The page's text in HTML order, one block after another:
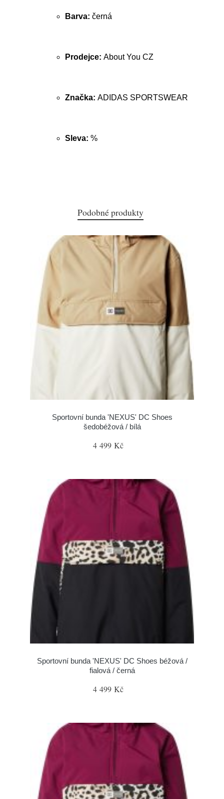
Barva: černá
Prodejce: About You CZ
Značka: ADIDAS SPORTSWEAR
Sleva: %
Podobné produkty
Sportovní bunda 'NEXUS' DC Shoes
šedobéžová / bílá
4 499 Kč
Sportovní bunda 'NEXUS' DC Shoes béžová /
fialová / černá
4 499 Kč